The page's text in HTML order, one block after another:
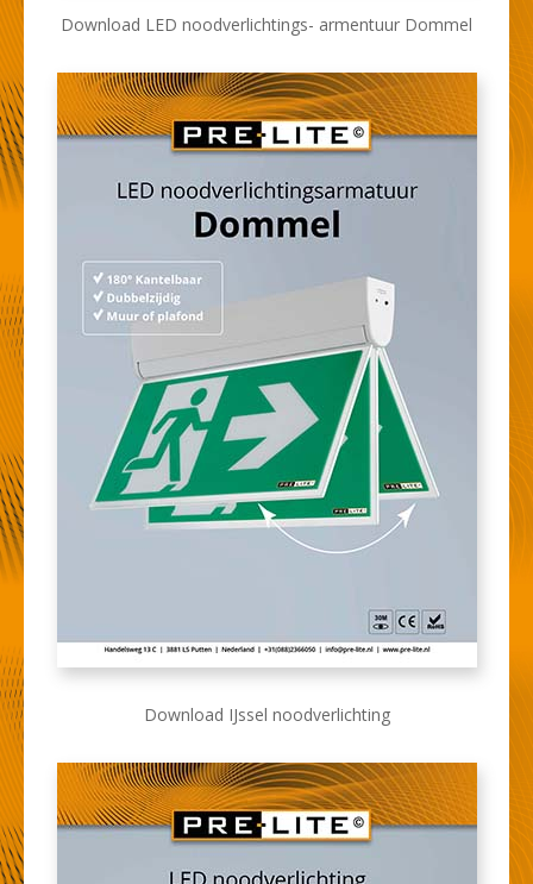
Download LED noodverlichtings- armentuur Dommel
Download IJssel noodverlichting